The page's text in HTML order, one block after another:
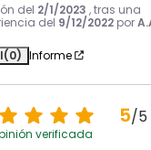
del 2/1/2023 , tras una
del 9/12/2022 por
(0) Informe
5/5
verificada